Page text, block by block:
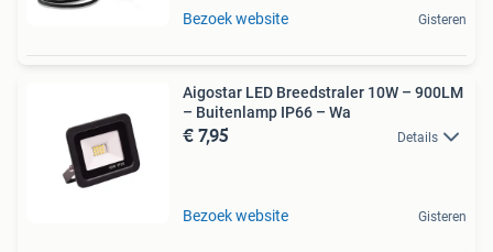
Bezoek website Gisteren
Aigostar LED Breedstraler 10W – 900LM
– Buitenlamp IP66 – Wa
€ 7,95 Details
Bezoek website Gisteren